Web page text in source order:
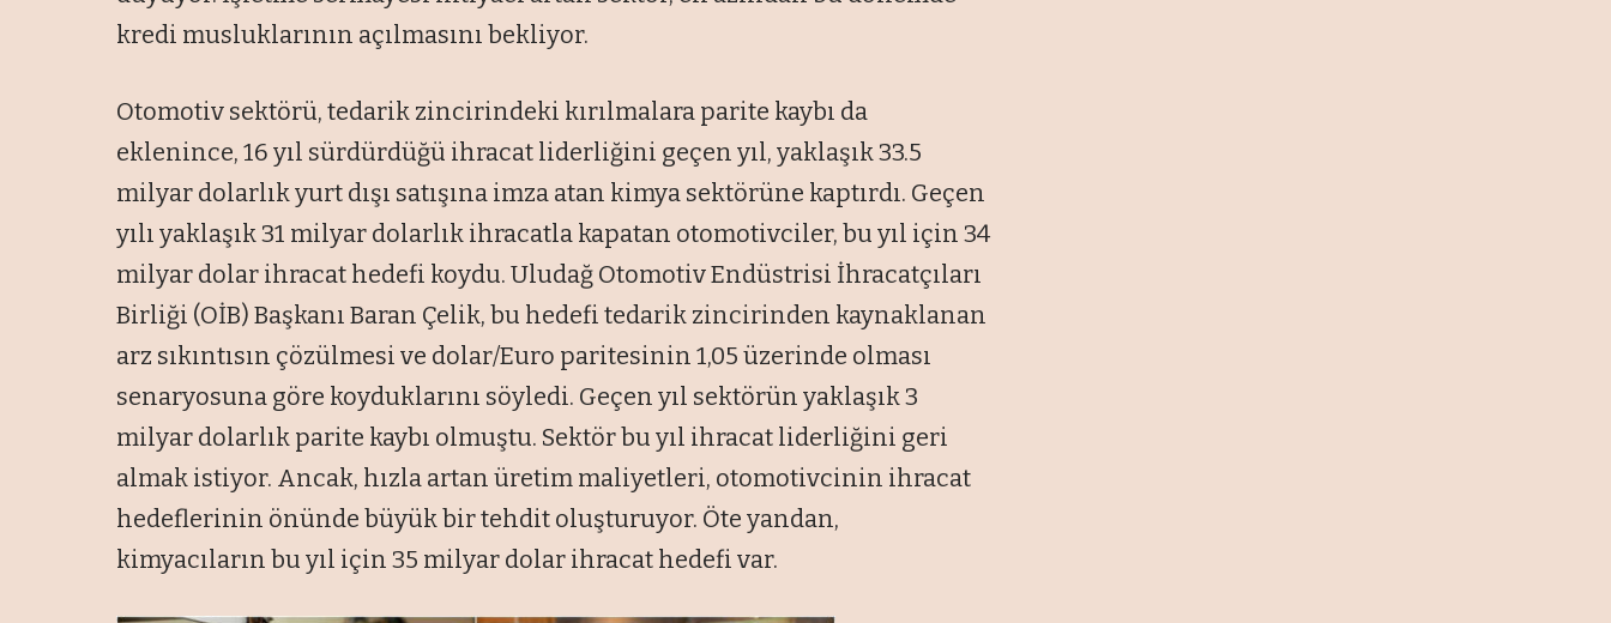
kredi musluklarının açılmasını bekliyor.
Otomotiv sektörü, tedarik zincirindeki kırılmalara parite kaybı da
eklenince, 16 yıl sürdürdüğü ihracat liderliğini geçen yıl, yaklaşık 33.5
milyar dolarlık yurt dışı satışına imza atan kimya sektörüne kaptırdı. Geçen
yılı yaklaşık 31 milyar dolarlık ihracatla kapatan otomotivciler, bu yıl için 34
milyar dolar ihracat hedefi koydu. Uludağ Otomotiv Endüstrisi İhracatçıları
Birliği (OİB) Başkanı Baran Çelik, bu hedefi tedarik zincirinden kaynaklanan
arz sıkıntısın çözülmesi ve dolar/Euro paritesinin 1,05 üzerinde olması
senaryosuna göre koyduklarını söyledi. Geçen yıl sektörün yaklaşık 3
milyar dolarlık parite kaybı olmuştu. Sektör bu yıl ihracat liderliğini geri
almak istiyor. Ancak, hızla artan üretim maliyetleri, otomotivcinin ihracat
hedeflerinin önünde büyük bir tehdit oluşturuyor. Öte yandan,
kimyacıların bu yıl için 35 milyar dolar ihracat hedefi var.